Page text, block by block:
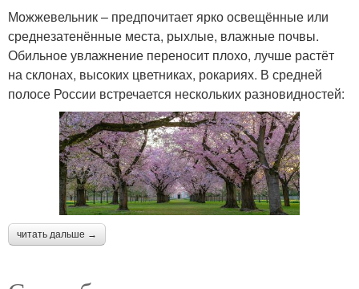
Можжевельник – предпочитает ярко освещённые или
среднезатенённые места, рыхлые, влажные почвы.
Обильное увлажнение переносит плохо, лучше растёт
на склонах, высоких цветниках, рокариях. В средней
полосе России встречается нескольких разновидностей:
читать дальше →